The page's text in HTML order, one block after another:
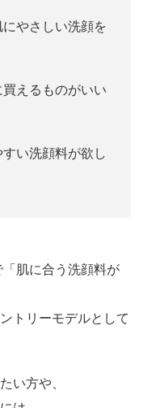
やさしい洗顔を
えるものがいい
い洗顔料が欲し
肌に合う洗顔料が
トリーモデルとして
い方や、